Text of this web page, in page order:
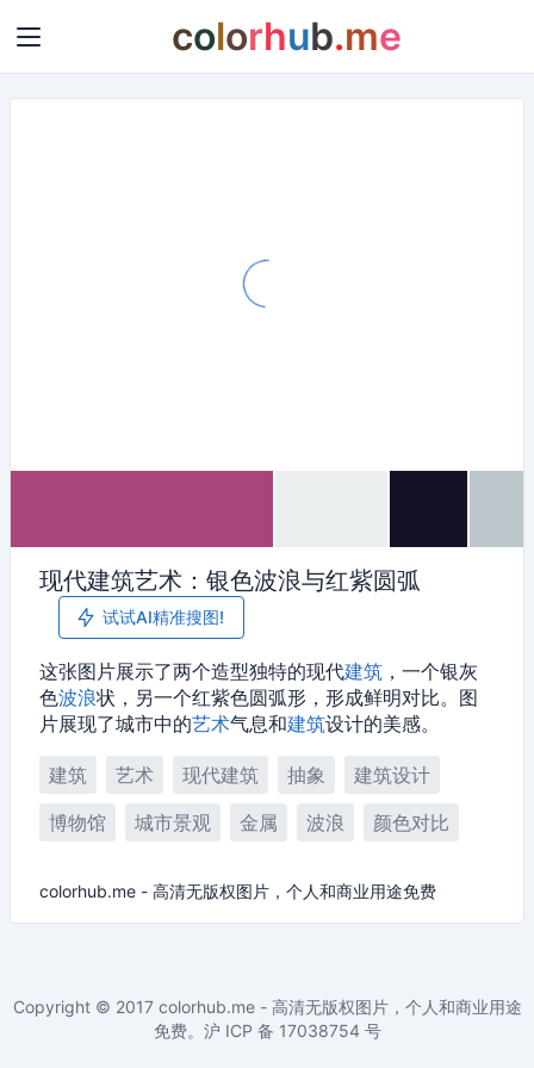
colorhub.me
现代建筑艺术：银色波浪与红紫圆弧
试试AI精准搜图!
这张图片展示了两个造型独特的现代建筑 ，一个银灰
色波浪状，另一个红紫色圆弧形，形成鲜明对比。图
片展现了城市中的艺术气息和建筑设计的美感。
建筑 艺术 现代建筑 抽象
建筑设计
博物馆
城市景观 金属 波浪 颜色对比
colorhub.me - 高清无版权图片，个人和商业用途免费
Copyright © 2017 colorhub.me - 高清无版权图片，个人和商业用途
免费。沪 ICP 备 17038754 号